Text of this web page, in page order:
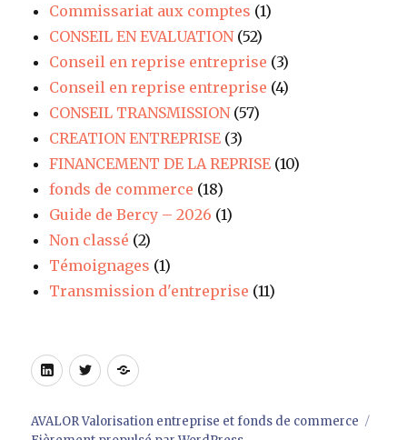
Commissariat aux comptes (1)
CONSEIL EN EVALUATION(52)
Conseil en reprise entreprise (3)
Conseil en reprise entreprise (4)
CONSEIL TRANSMISSION(57)
CREATION ENTREPRISE (3)
FINANCEMENT DE LA REPRISE (10)
fonds de commerce (18)
Guide de Bercy – 2026 (1)
Non classé (2)
Témoignages (1)
Transmission d'entreprise (11)
LinkedIn
TwitterSite
AVALOR Valorisation entreprise et fonds de commerce